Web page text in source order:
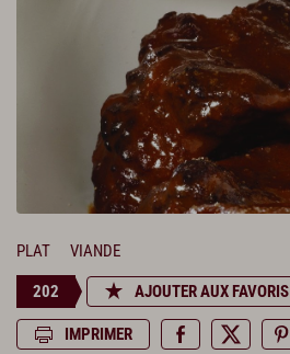
PLAT VIANDE
202 AJOUTER AUX FAVORIS
IMPRIMER